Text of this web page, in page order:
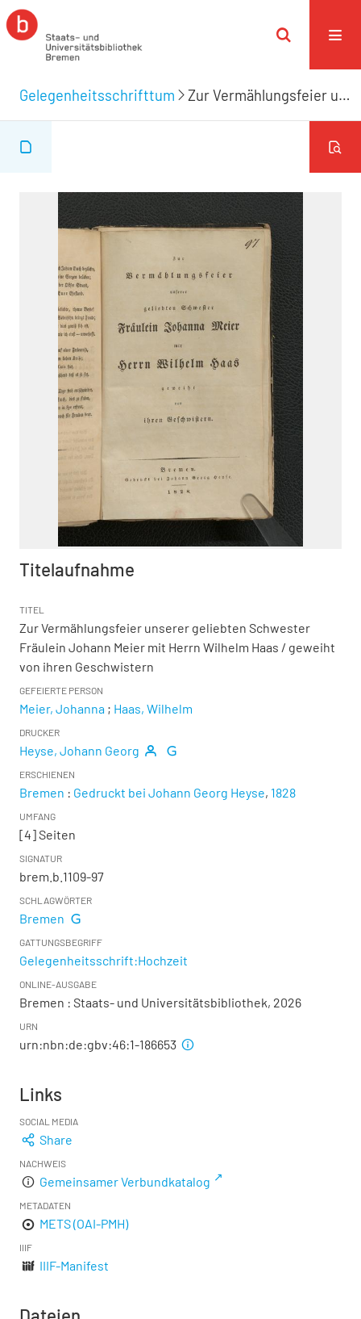
Gelegenheitsschrifttum Zur Vermählungsfeier unserer geliebten Schwester Fräulein Johann Meier mit Herrn Wilhelm Haas
Titelaufnahme
TITEL
Zur Vermählungsfeier unserer geliebten Schwester
Fräulein Johann Meier mit Herrn Wilhelm Haas / geweiht
von ihren Geschwistern
GEFEIERTE PERSON
Meier, Johanna ; Haas, Wilhelm
DRUCKER
Heyse, Johann Georg
ERSCHIENEN
Bremen : Gedruckt bei Johann Georg Heyse, 1828
UMFANG
[4] Seiten
SIGNATUR
brem.b.1109-97
SCHLAGWÖRTER
Bremen
GATTUNGSBEGRIFF
Gelegenheitsschrift:Hochzeit
ONLINE-AUSGABE
Bremen : Staats- und Universitätsbibliothek, 2026
URN
urn:nbn:de:gbv:46:1-186653
Links
SOCIAL MEDIA
Share
NACHWEIS
Gemeinsamer Verbundkatalog
METADATEN
METS (OAI-PMH)
IIIF
IIIF-Manifest
Dateien